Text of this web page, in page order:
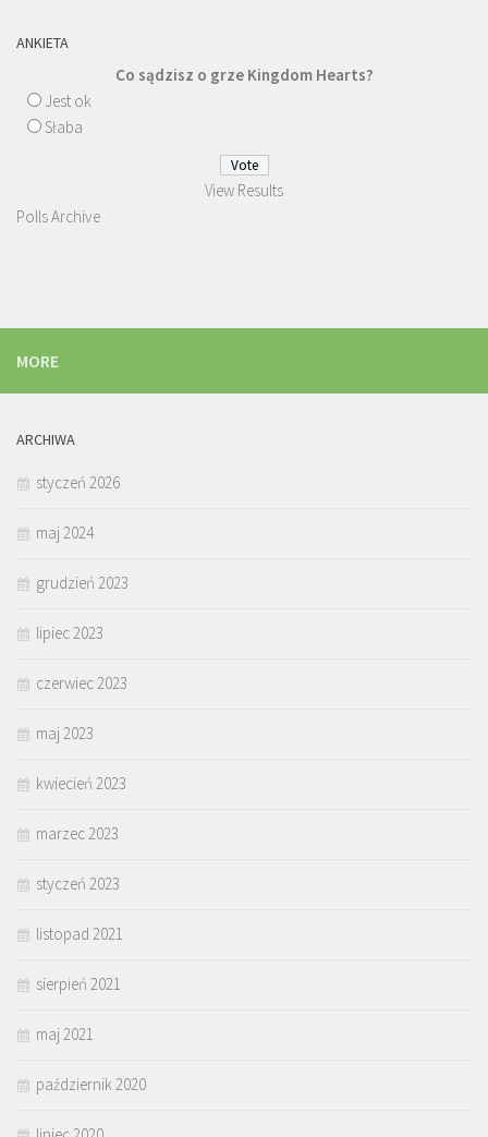
ANKIETA
Co sądzisz o grze Kingdom Hearts?
Jest ok
Słaba
View Results
Polls Archive
MORE
ARCHIWA
styczeń 2026
maj 2024
grudzień 2023
lipiec 2023
czerwiec 2023
maj 2023
kwiecień 2023
marzec 2023
styczeń 2023
listopad 2021
sierpień 2021
maj 2021
październik 2020